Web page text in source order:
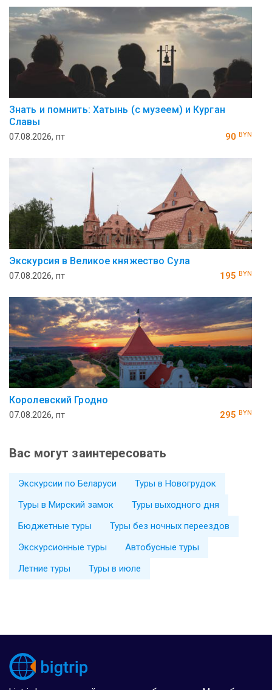
Знать и помнить: Хатынь (с музеем) и Курган
Славы
07.08.2026, пт 90 BYN
Экскурсия в Великое княжество Сула
07.08.2026, пт 195 BYN
Королевский Гродно
07.08.2026, пт 295 BYN
Вас могут заинтересовать
Экскурсии по Беларуси
Туры в Новогрудок
Туры в Мирский замок
Туры выходного дня
Бюджетные туры
Туры без ночных переездов
Экскурсионные туры
Автобусные туры
Летние туры
Туры в июле